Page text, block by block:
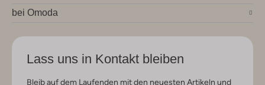
bei Omoda
Lass uns in Kontakt bleiben
Bleib auf dem Laufenden mit den neuesten Artikeln und